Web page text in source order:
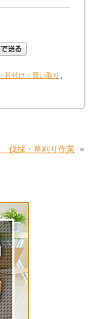
片付け・買い取り ,
伐採・草刈り作業 »